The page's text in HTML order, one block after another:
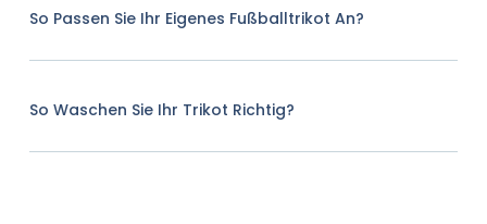
So Passen Sie Ihr Eigenes Fußballtrikot An?
So Waschen Sie Ihr Trikot Richtig?